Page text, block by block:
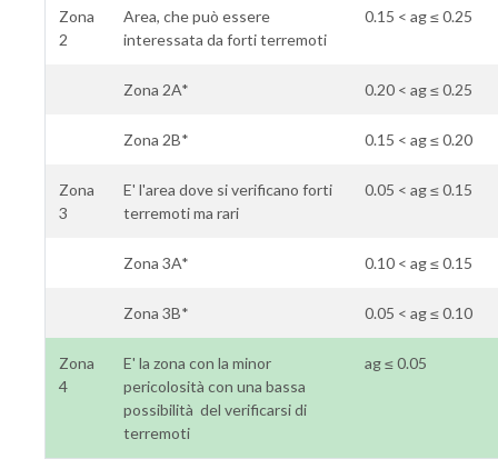
Zona
2
Area, che può essere
interessata da forti terremoti
0.15 < ag ≤ 0.25
Zona 2A* 0.20 < ag ≤ 0.25
Zona 2B* 0.15 < ag ≤ 0.20
Zona
3
E' l'area dove si verificano forti
terremoti ma rari
0.05 < ag ≤ 0.15
Zona 3A* 0.10 < ag ≤ 0.15
Zona 3B* 0.05 < ag ≤ 0.10
Zona
4
E' la zona con la minor
pericolosità con una bassa
possibilità del verificarsi di
terremoti
ag ≤ 0.05